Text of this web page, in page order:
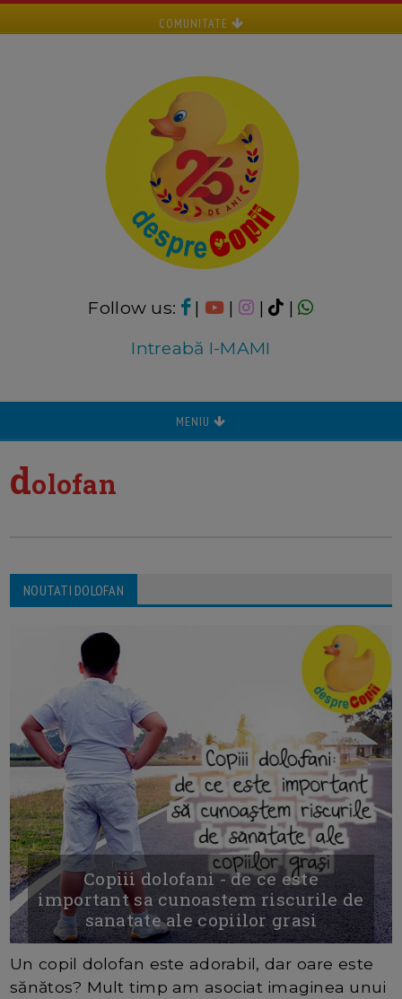
COMUNITATE
Follow us: | | |
|
Intreabă I-MAMI
MENIU
dolofan
NOUTATI DOLOFAN
Copiii dolofani - de ce este
important sa cunoastem riscurile de
sanatate ale copiilor grasi
Un copil dolofan este adorabil, dar oare este
sănătos? Mult timp am asociat imaginea unui